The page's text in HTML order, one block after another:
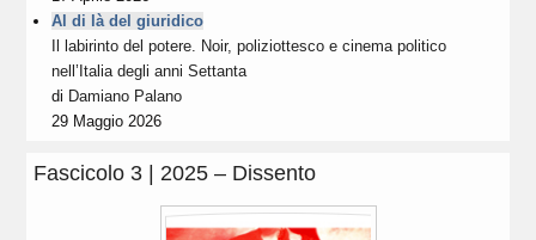
Al di là del giuridico
Il labirinto del potere. Noir, poliziottesco e cinema politico
nell’Italia degli anni Settanta
di Damiano Palano
29 Maggio 2026
Fascicolo 3 | 2025 – Dissento